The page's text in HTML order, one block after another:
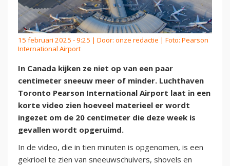
15 februari 2025 - 9:25 | Door: onze redactie | Foto: Pearson
International Airport
In Canada kijken ze niet op van een paar
centimeter sneeuw meer of minder. Luchthaven
Toronto Pearson International Airport laat in een
korte video zien hoeveel materieel er wordt
ingezet om de 20 centimeter die deze week is
gevallen wordt opgeruimd.
In de video, die in tien minuten is opgenomen, is een
gekrioel te zien van sneeuwschuivers, shovels en